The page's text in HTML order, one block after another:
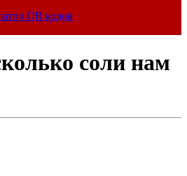
QR кодов
соли нам